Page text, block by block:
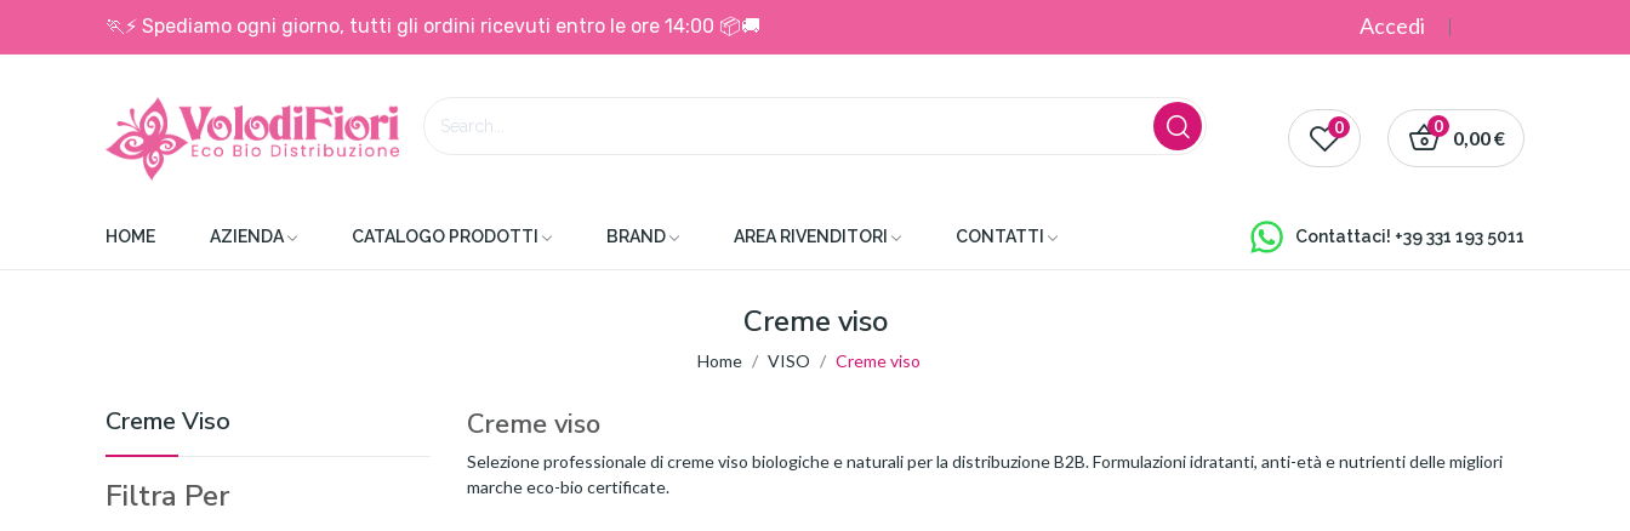
🏃⚡ Spediamo ogni giorno, tutti gli ordini ricevuti entro le ore 14:00 📦🚚 Accedi
0 0,00 €
0
HOME AZIENDA CATALOGO PRODOTTI BRAND AREA RIVENDITORI CONTATTI Contattaci! +39 331 193 5011
Creme viso
Home VISO Creme viso
Creme Viso
Filtra Per
Creme viso
Selezione professionale di creme viso biologiche e naturali per la distribuzione B2B. Formulazioni idratanti, anti-età e nutrienti delle migliori
marche eco-bio certificate.